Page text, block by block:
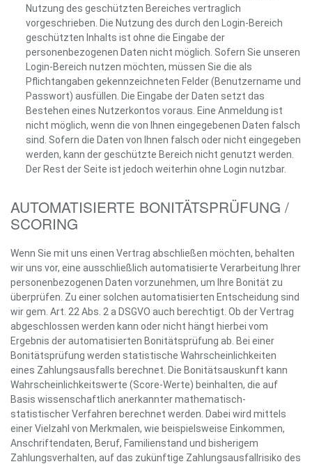
Nutzung des geschützten Bereiches vertraglich
vorgeschrieben. Die Nutzung des durch den Login-Bereich
geschützten Inhalts ist ohne die Eingabe der
personenbezogenen Daten nicht möglich. Sofern Sie unseren
Login-Bereich nutzen möchten, müssen Sie die als
Pflichtangaben gekennzeichneten Felder (Benutzername und
Passwort) ausfüllen. Die Eingabe der Daten setzt das
Bestehen eines Nutzerkontos voraus. Eine Anmeldung ist
nicht möglich, wenn die von Ihnen eingegebenen Daten falsch
sind. Sofern die Daten von Ihnen falsch oder nicht eingegeben
werden, kann der geschützte Bereich nicht genutzt werden.
Der Rest der Seite ist jedoch weiterhin ohne Login nutzbar.
AUTOMATISIERTE BONITÄTSPRÜFUNG /
SCORING
Wenn Sie mit uns einen Vertrag abschließen möchten, behalten
wir uns vor, eine ausschließlich automatisierte Verarbeitung Ihrer
personenbezogenen Daten vorzunehmen, um Ihre Bonität zu
überprüfen. Zu einer solchen automatisierten Entscheidung sind
wir gem. Art. 22 Abs. 2 a DSGVO auch berechtigt. Ob der Vertrag
abgeschlossen werden kann oder nicht hängt hierbei vom
Ergebnis der automatisierten Bonitätsprüfung ab. Bei einer
Bonitätsprüfung werden statistische Wahrscheinlichkeiten
eines Zahlungsausfalls berechnet. Die Bonitätsauskunft kann
Wahrscheinlichkeitswerte (Score-Werte) beinhalten, die auf
Basis wissenschaftlich anerkannter mathematisch-
statistischer Verfahren berechnet werden. Dabei wird mittels
einer Vielzahl von Merkmalen, wie beispielsweise Einkommen,
Anschriftendaten, Beruf, Familienstand und bisherigem
Zahlungsverhalten, auf das zukünftige Zahlungsausfallrisiko des